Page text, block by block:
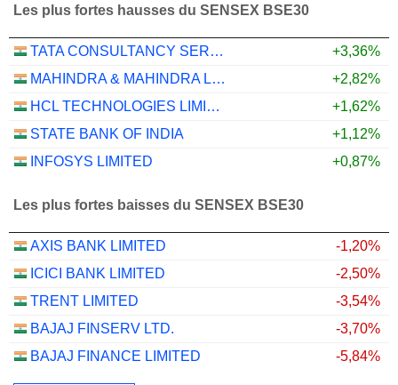
Les plus fortes hausses du SENSEX BSE30
TATA CONSULTANCY SERVICES LTD.
+3,36%
MAHINDRA & MAHINDRA LIMITED
+2,82%
HCL TECHNOLOGIES LIMITED
+1,62%
STATE BANK OF INDIA
+1,12%
INFOSYS LIMITED
+0,87%
Les plus fortes baisses du SENSEX BSE30
AXIS BANK LIMITED
-1,20%
ICICI BANK LIMITED
-2,50%
TRENT LIMITED
-3,54%
BAJAJ FINSERV LTD.
-3,70%
BAJAJ FINANCE LIMITED
-5,84%